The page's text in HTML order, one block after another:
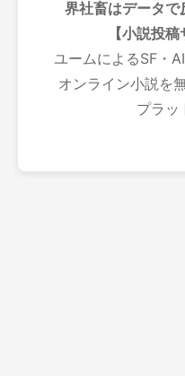
界社畜はデータ
【小説投
ユームによるSF・
オンライン小説を
プラッ